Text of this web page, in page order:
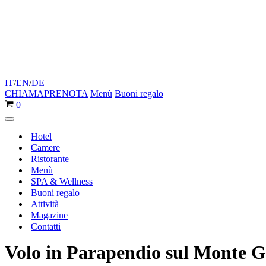
IT/EN/DE
CHIAMAPRENOTA Menù Buoni regalo
Carrello
0
Menu
navigazione
Hotel
Camere
Ristorante
Menù
SPA & Wellness
Buoni regalo
Attività
Magazine
Contatti
Volo in Parapendio sul Monte